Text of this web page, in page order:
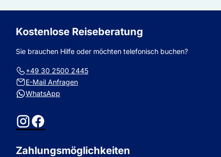
Kostenlose Reiseberatung
Sie brauchen Hilfe oder möchten telefonisch buchen?
+49 30 2500 2445
E-Mail Anfragen
WhatsApp
InstagramFacebook
Zahlungsmöglichkeiten